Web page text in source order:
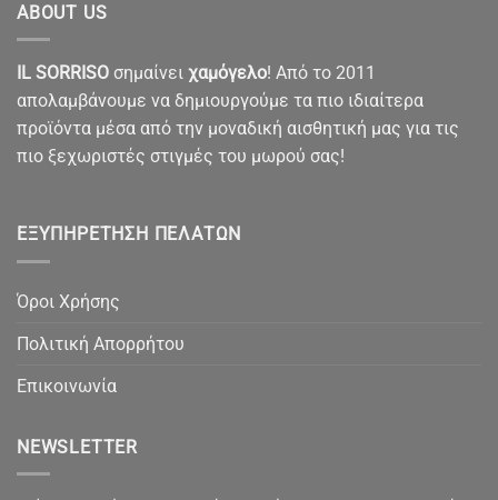
ABOUT US
IL SORRISO σημαίνει χαμόγελο! Από το 2011
απολαμβάνουμε να δημιουργούμε τα πιο ιδιαίτερα
προϊόντα μέσα από την μοναδική αισθητική μας για τις
πιο ξεχωριστές στιγμές του μωρού σας!
ΕΞΥΠΗΡΈΤΗΣΗ ΠΕΛΑΤΏΝ
Όροι Χρήσης
Πολιτική Απορρήτου
Επικοινωνία
NEWSLETTER